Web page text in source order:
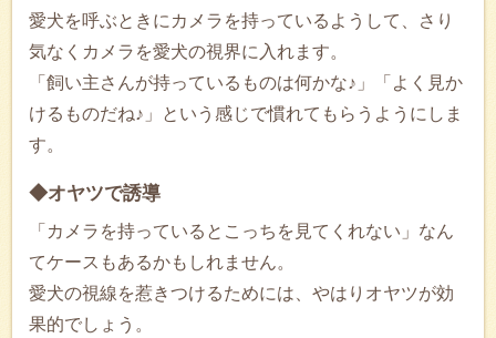
愛犬を呼ぶときにカメラを持っているようして、さり
気なくカメラを愛犬の視界に入れます。
「飼い主さんが持っているものは何かな♪」「よく見か
けるものだね♪」という感じで慣れてもらうようにしま
す。
◆オヤツで誘導
「カメラを持っているとこっちを見てくれない」なん
てケースもあるかもしれません。
愛犬の視線を惹きつけるためには、やはりオヤツが効
果的でしょう。